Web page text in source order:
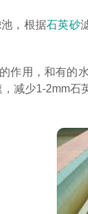
，根据石英砂
作用，和有的
减少1-2mm石